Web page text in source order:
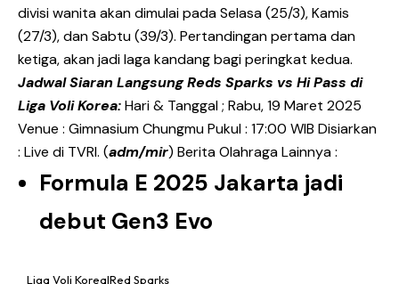
divisi wanita akan dimulai pada Selasa (25/3), Kamis
(27/3), dan Sabtu (39/3). Pertandingan pertama dan
ketiga, akan jadi laga kandang bagi peringkat kedua.
Jadwal Siaran Langsung Reds Sparks vs Hi Pass di
Liga Voli Korea:Hari & Tanggal ; Rabu, 19 Maret 2025
Venue : Gimnasium Chungmu Pukul : 17:00 WIB Disiarkan
: Live di TVRI. (adm/mir) Berita Olahraga Lainnya :
Formula E 2025 Jakarta jadi
debut Gen3 Evo
Liga Voli Korea|Red Sparks